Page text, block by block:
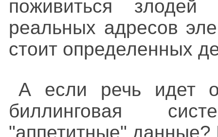
поживиться
реальных адресов
стоит определенных
А если речь идет
биллинговая
"аппетитные" данные?